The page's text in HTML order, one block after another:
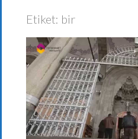
Etiket: bir